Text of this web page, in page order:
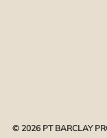
© 2026 PT BARCLAY